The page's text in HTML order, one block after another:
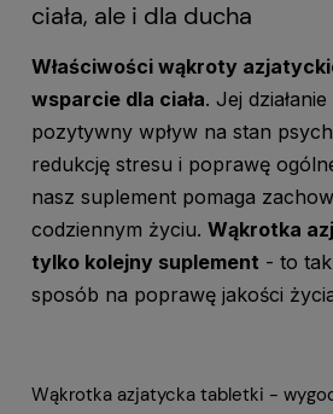
ciała, ale i dla ducha
Właściwości wąkroty
wsparcie dla ciała. Jej
pozytywny wpływ na stan
redukcję stresu i poprawę
nasz suplement pomaga
codziennym życiu. Wąkrotka
tylko kolejny suplement - to
sposób na poprawę jakości
Wąkrotka azjatycka tabletki -